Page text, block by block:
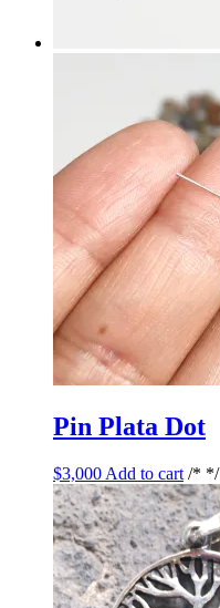
Pin Plata Dot
$3,000 Add to cart /* */